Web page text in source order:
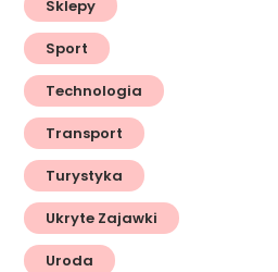
Sklepy
Sport
Technologia
Transport
Turystyka
Ukryte Zajawki
Uroda